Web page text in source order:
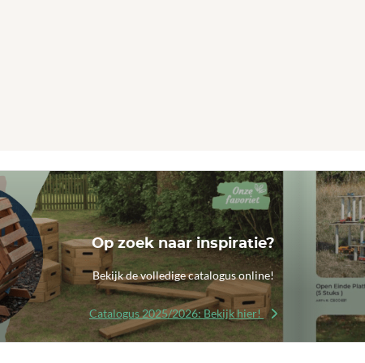
Op zoek naar inspiratie?
Bekijk de volledige catalogus online!
Catalogus 2025/2026: Bekijk hier!